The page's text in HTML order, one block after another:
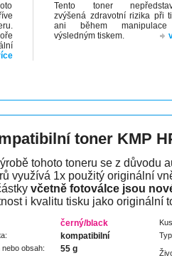
Tento toner
zvýšená zdravotní rizika při
ani během
výsledným tiskem.
toner KMP
tohoto toneru se z důvodu
využívá 1x použitý originální
včetně fotoválce jsou
i kvalitu tisku jako originální
černý/black
kompatibilní
nebo obsah: 55 g